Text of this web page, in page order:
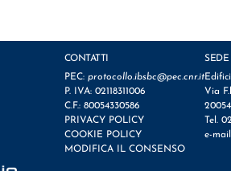
CONTATTI
PEC: protocollo.ibsbc@pec.cnr.it
P. IVA: 02118311006
C.F.: 80054330586
PRIVACY POLICY
COOKIE POLICY
MODIFICA IL CONSENSO
SEDE
Via
Tel.
e-